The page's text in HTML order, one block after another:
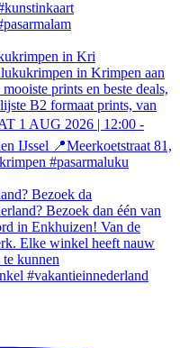
in Kri
Bezoek da